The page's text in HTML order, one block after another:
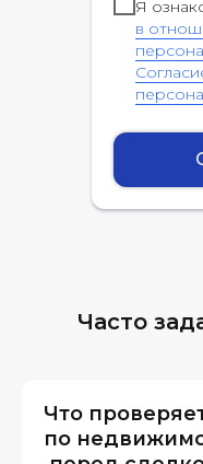
Я
в
Часто
Что
по